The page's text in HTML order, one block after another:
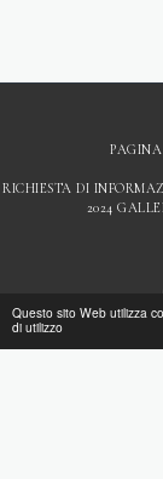
Questo sito Web utilizza
di utilizzo
RICHIESTA DI
2024